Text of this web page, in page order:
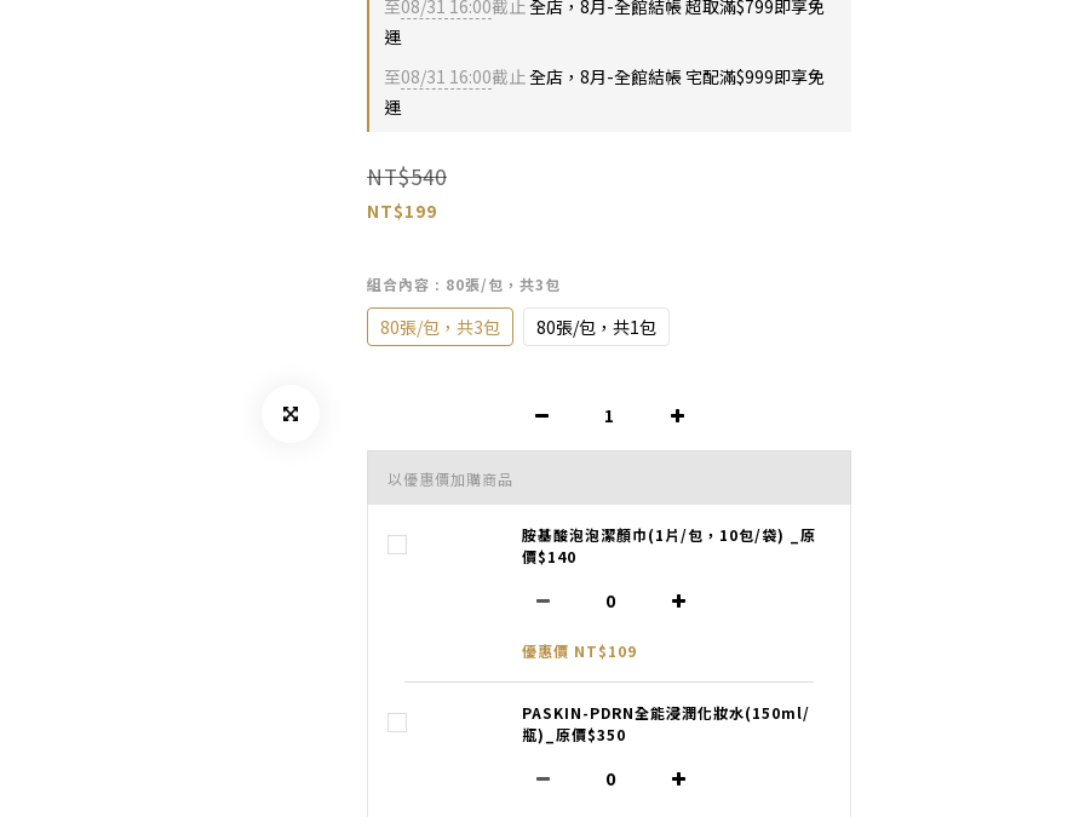
至08/31 16:00截止全店，8月-全館結帳 超取滿$799即享免
運
至08/31 16:00截止全店，8月-全館結帳 宅配滿$999即享免
運
NT$540
NT$199
組合內容 : 80張/包，共3包
80張/包，共3包 80張/包，共1包
以優惠價加購商品
胺基酸泡泡潔顏巾(1片/包，10包/袋) _原
價$140
優惠價 NT$109
PASKIN-PDRN全能浸潤化妝水(150ml/
瓶)_原價$350